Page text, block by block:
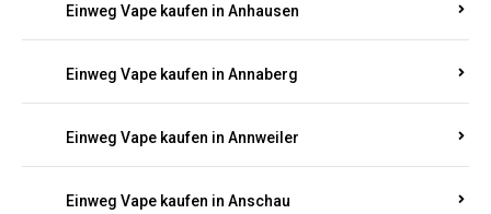
Einweg Vape kaufen in Anhausen
Einweg Vape kaufen in Annaberg
Einweg Vape kaufen in Annweiler
Einweg Vape kaufen in Anschau